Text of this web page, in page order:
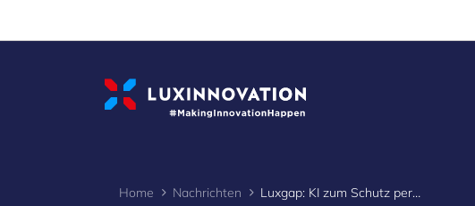
Home Nachrichten Luxgap: KI zum Schutz personenbezogener Daten